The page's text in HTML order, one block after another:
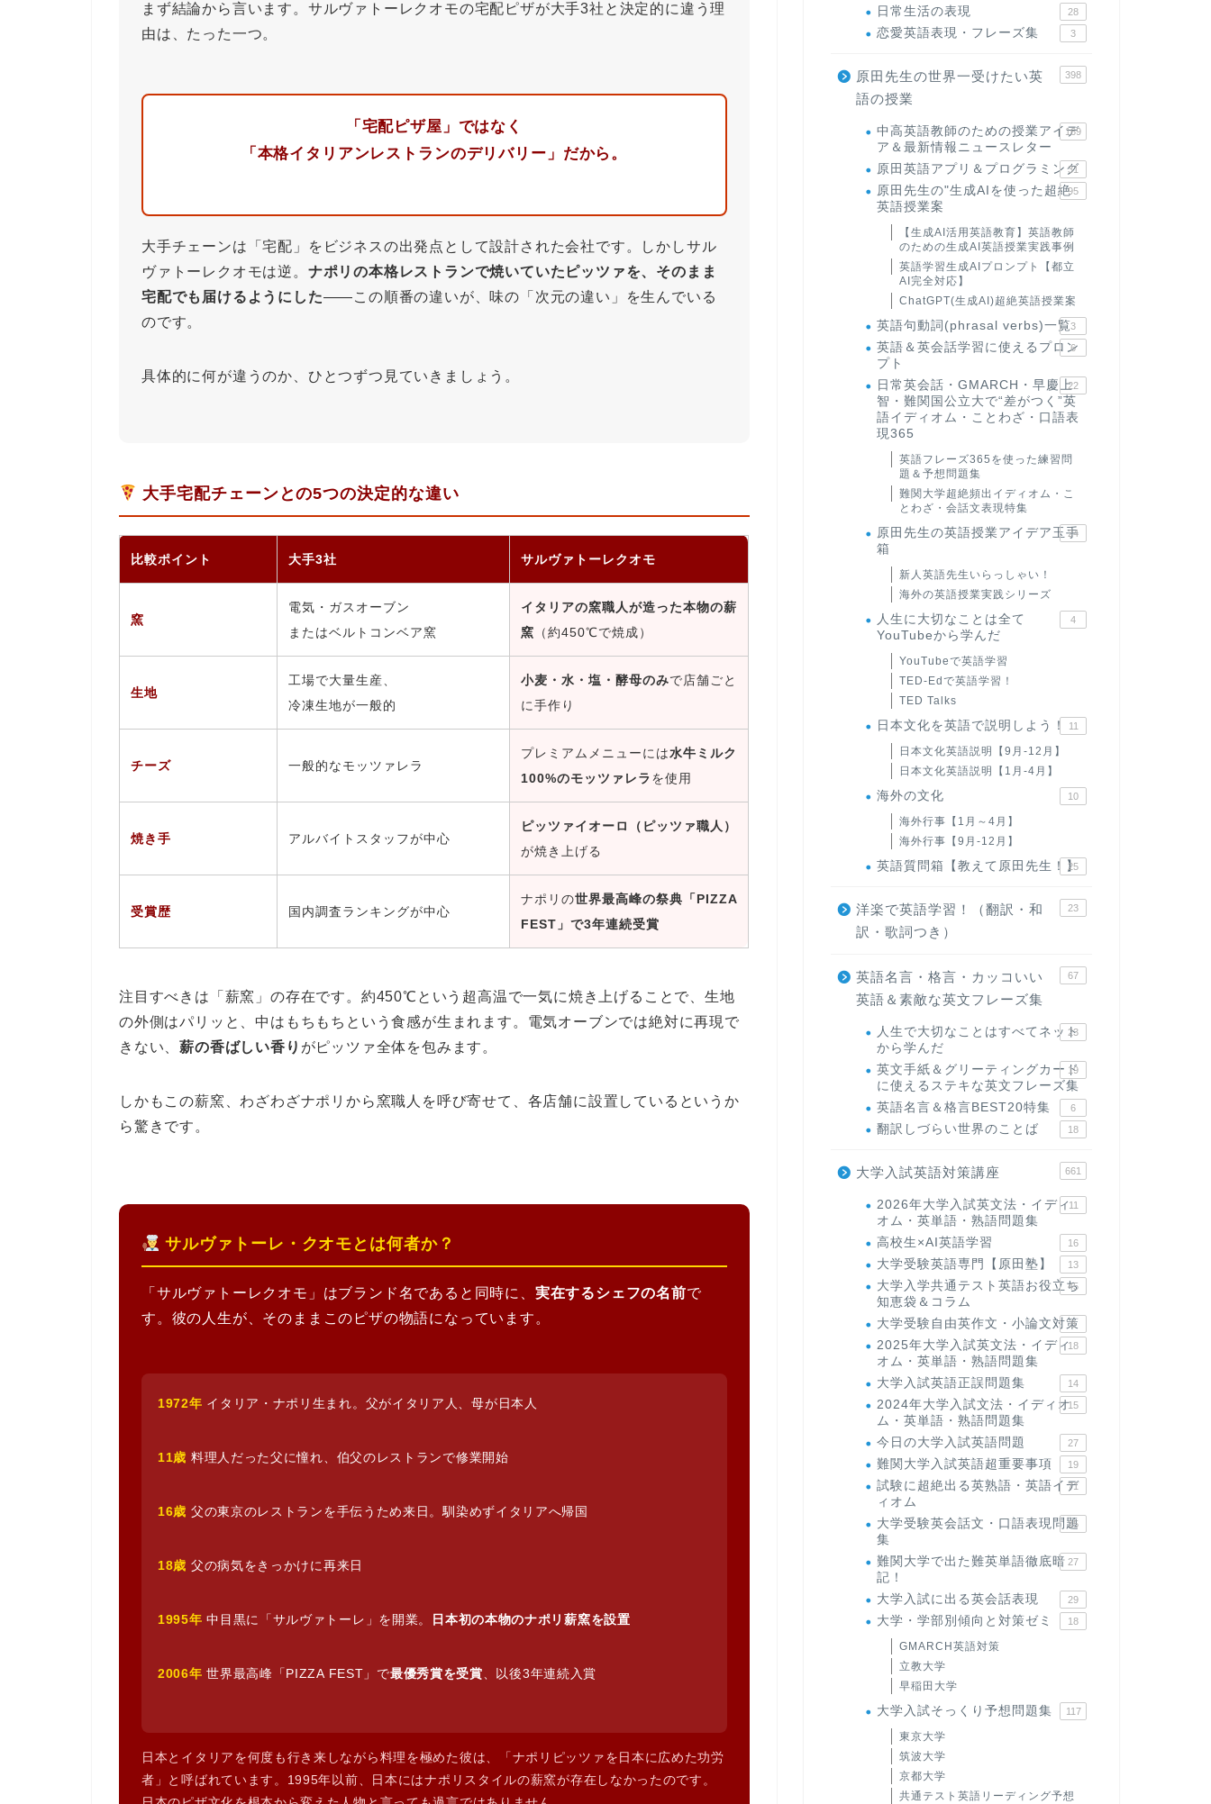
まず結論から言います。サルヴァトーレクオモの宅配ピザが大手3社と決定的に違う理
由は、たった一つ。
「宅配ピザ屋」ではなく
「本格イタリアンレストランのデリバリー」だから。
大手チェーンは「宅配」をビジネスの出発点として設計された会社です。しかしサル
ヴァトーレクオモは逆。 ナポリの本格レストランで焼いていたピッツァを、そのまま
宅配でも届けるようにした――この順番の違いが、味の「次元の違い」を生んでいる
のです。
具体的に何が違うのか、ひとつずつ見ていきましょう。
大手宅配チェーンとの5つの決定的な違い
比較ポイント 大手3社 サルヴァトーレクオモ
窯
電気・ガスオーブン
またはベルトコンベア窯
イタリアの窯職人が造った本物の薪
窯 （約450℃で焼成）
生地
工場で大量生産、
冷凍生地が一般的
小麦・水・塩・酵母のみで店舗ごと
に手作り
チーズ 一般的なモッツァレラ
プレミアムメニューには水牛ミルク
100%のモッツァレラ を使用
焼き手 アルバイトスタッフが中心
ピッツァイオーロ（ピッツァ職人）
が焼き上げる
受賞歴 国内調査ランキングが中心
ナポリの世界最高峰の祭典「PIZZA
FEST」で3年連続受賞
注目すべきは「薪窯」の存在です。約450℃という超高温で一気に焼き上げることで、生地
の外側はパリッと、中はもちもちという食感が生まれます。電気オーブンでは絶対に再現で
きない、薪の香ばしい香り がピッツァ全体を包みます。
しかもこの薪窯、わざわざナポリから窯職人を呼び寄せて、各店舗に設置しているというか
ら驚きです。
サルヴァトーレ・クオモとは何者か？
「サルヴァトーレクオモ」はブランド名であると同時に、 実在するシェフの名前で
す。彼の人生が、そのままこのピザの物語になっています。
1972年 イタリア・ナポリ生まれ。父がイタリア人、母が日本人
11歳 料理人だった父に憧れ、伯父のレストランで修業開始
16歳 父の東京のレストランを手伝うため来日。馴染めずイタリアへ帰国
18歳 父の病気をきっかけに再来日
1995年 中目黒に「サルヴァトーレ」を開業。 日本初の本物のナポリ薪窯を設置
2006年 世界最高峰「PIZZA FEST」で最優秀賞を受賞 、以後3年連続入賞
日本とイタリアを何度も行き来しながら料理を極めた彼は、「ナポリピッツァを日本に広めた功労
者」と呼ばれています。1995年以前、日本にはナポリスタイルの薪窯が存在しなかったのです。
日常生活の表現 28
恋愛英語表現・フレーズ集 3
原田先生の世界一受けたい英
語の授業
398
中高英語教師のための授業アイデ
ア＆最新情報ニュースレター
169
原田英語アプリ＆プログラミング
31
原田先生の"生成AIを使った超絶
英語授業案
95
【生成AI活用英語教育】英語教師
のための生成AI英語授業実践事例
英語学習生成AIプロンプト【都立
AI完全対応】
ChatGPT(生成AI)超絶英語授業案
英語句動詞(phrasal verbs)一覧3
英語＆英会話学習に使えるプロン
プト
6
日常英会話・GMARCH・早慶上
智・難関国公立大で“差がつく”英
語イディオム・ことわざ・口語表
現365
22
英語フレーズ365を使った練習問
題＆予想問題集
難関大学超絶頻出イディオム・こ
とわざ・会話文表現特集
原田先生の英語授業アイデア玉手
箱
24
新人英語先生いらっしゃい！
海外の英語授業実践シリーズ
人生に大切なことは全て
YouTubeから学んだ
4
YouTubeで英語学習
TED-Edで英語学習！
TED Talks
日本文化を英語で説明しよう！ 11
日本文化英語説明【9月-12月】
日本文化英語説明【1月-4月】
海外の文化 10
海外行事【1月～4月】
海外行事【9月-12月】
英語質問箱【教えて原田先生！】
25
洋楽で英語学習！（翻訳・和
訳・歌詞つき）
23
英語名言・格言・カッコいい
英語＆素敵な英文フレーズ集
67
人生で大切なことはすべてネット
から学んだ
23
英文手紙＆グリーティングカード
に使えるステキな英文フレーズ集
19
英語名言＆格言BEST20特集 6
翻訳しづらい世界のことば 18
大学入試英語対策講座 661
2026年大学入試英文法・イディ
オム・英単語・熟語問題集
11
高校生×AI英語学習 16
大学受験英語専門【原田塾】 13
大学入学共通テスト英語お役立ち
知恵袋＆コラム
45
大学受験自由英作文・小論文対策
8
2025年大学入試英文法・イディ
オム・英単語・熟語問題集
18
大学入試英語正誤問題集 14
2024年大学入試文法・イディオ
ム・英単語・熟語問題集
15
今日の大学入試英語問題 27
難関大学入試英語超重要事項 19
試験に超絶出る英熟語・英語イデ
ィオム
71
大学受験英会話文・口語表現問題
集
35
難関大学で出た難英単語徹底暗
記！
27
大学入試に出る英会話表現 29
大学・学部別傾向と対策ゼミ 18
GMARCH英語対策
立教大学
早稲田大学
大学入試そっくり予想問題集 117
東京大学
筑波大学
京都大学
共通テスト英語リーディング予想